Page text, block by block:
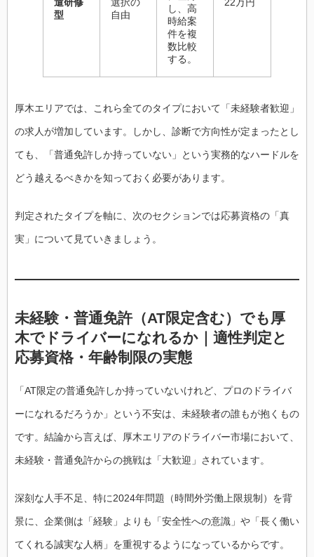
型
自由
し、高
時給案
件を複
数比較
する。
厚木エリアでは、これら全てのタイプにおいて「未経験者歓迎」
の求人が増加しています。しかし、診断で方向性が定まったとし
ても、「普通免許しか持っていない」という実務的なハードルを
どう越えるべきかを知っておく必要があります。
判定されたタイプを軸に、次のセクションでは応募資格の「真
実」について見ていきましょう。
未経験・普通免許（AT限定含む）でも厚
木でドライバーになれるか｜適性判定と
応募資格・年齢制限の実態
「AT限定の普通免許しか持っていないけれど、プロのドライバ
ーになれるだろうか」という不安は、未経験者の誰もが抱くもの
です。結論から言えば、厚木エリアのドライバー市場において、
未経験・普通免許からの挑戦は「大歓迎」されています。
深刻な人手不足、特に2024年問題（時間外労働上限規制）を背
景に、企業側は「経験」よりも「安全性への意識」や「長く働い
てくれる誠実な人柄」を重視するようになっているからです。